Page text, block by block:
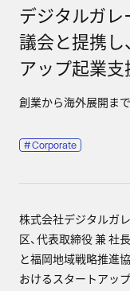
デジタルガレ
議会と提携し
アップ起業
創業から海外展開ま
#Corporate
株式会社デジタルガレ
区、代表取締役 兼 社
と福岡地域戦略推進協
おけるスタートアッ